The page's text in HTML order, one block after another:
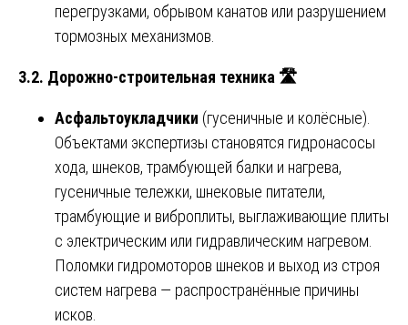
перегрузками, обрывом канатов или разрушением
тормозных механизмов.
3.2. Дорожно-строительная техника 🛣️
Асфальтоукладчики (гусеничные и колёсные).
Объектами экспертизы становятся гидронасосы
хода, шнеков, трамбующей балки и нагрева,
гусеничные тележки, шнековые питатели,
трамбующие и виброплиты, выглаживающие плиты
с электрическим или гидравлическим нагревом.
Поломки гидромоторов шнеков и выход из строя
систем нагрева — распространённые причины
исков.